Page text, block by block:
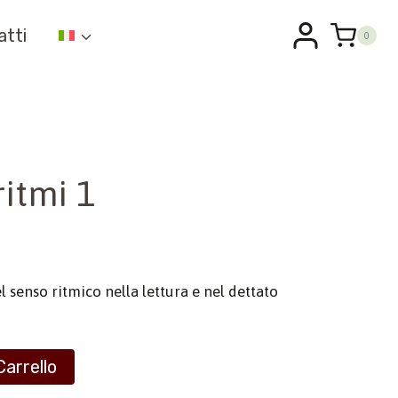
0
1
senso ritmico nella lettura e nel dettato